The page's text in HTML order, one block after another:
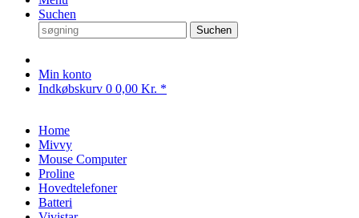
Suchen
Suchen
Min konto
Indkøbskurv 0 0,00 Kr. *
Home
Mivvy
Mouse Computer
Proline
Hovedtelefoner
Batteri